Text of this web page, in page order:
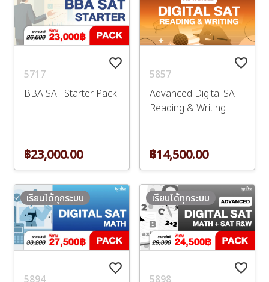
favorite_border
5717
BBA SAT Starter Pack
฿23,000.00
favorite_border
5857
Advanced Digital SAT
Reading & Writing
฿14,500.00
favorite_border
5894
เรียนได้ทุกระบบ
favorite_border
5898
เรียนได้ทุกระบบ